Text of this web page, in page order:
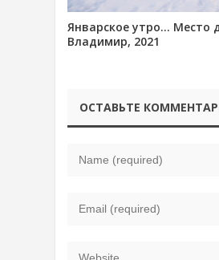
Январское утро… Место
Владимир, 2021
ОСТАВЬТЕ